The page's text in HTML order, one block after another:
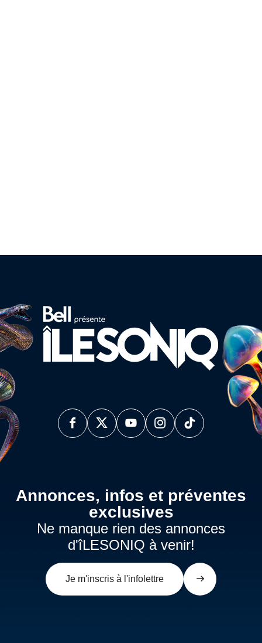
Annonces, infos et préventes
exclusives
Ne manque rien des annonces
d'îLESONIQ à venir!
Je m'inscris à l'infolettre